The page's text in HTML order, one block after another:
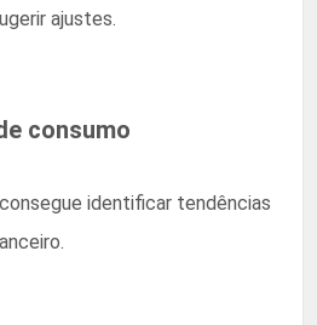
ajustes.
consumo
identificar tendências